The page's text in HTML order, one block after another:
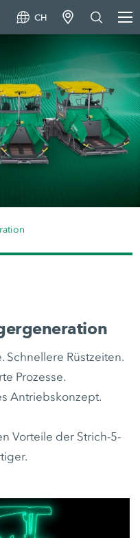
CH
Schnellere Rüstzeiten.
Prozesse.
Antriebskonzept.
Vorteile der Strich-5-